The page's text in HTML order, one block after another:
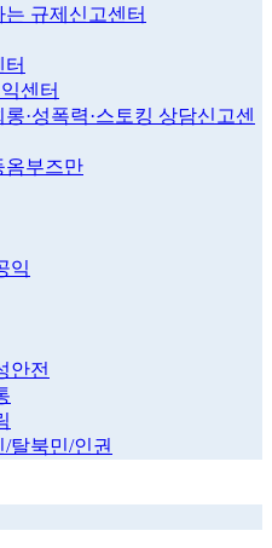
규제신고센터
센터
·성폭력·스토킹 상담신고센
옴부즈만
익
안전
탈북민/인권